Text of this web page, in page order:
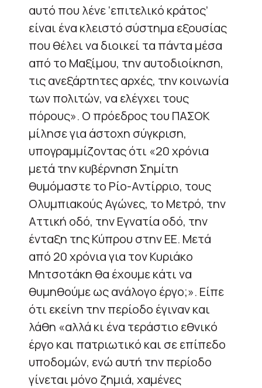
αυτό που λένε ‘επιτελικό κράτος’
είναι ένα κλειστό σύστημα εξουσίας
που θέλει να διοικεί τα πάντα μέσα
από το Μαξίμου, την αυτοδιοίκηση,
τις ανεξάρτητες αρχές, την κοινωνία
των πολιτών, να ελέγχει τους
πόρους». Ο πρόεδρος του ΠΑΣΟΚ
μίλησε για άστοχη σύγκριση,
υπογραμμίζοντας ότι «20 χρόνια
μετά την κυβέρνηση Σημίτη
θυμόμαστε το Ρίο-Αντίρριο, τους
Ολυμπιακούς Αγώνες, το Μετρό, την
Αττική οδό, την Εγνατία οδό, την
ένταξη της Κύπρου στην ΕΕ. Μετά
από 20 χρόνια για τον Κυριάκο
Μητσοτάκη θα έχουμε κάτι να
θυμηθούμε ως ανάλογο έργο;». Είπε
ότι εκείνη την περίοδο έγιναν και
λάθη «αλλά κι ένα τεράστιο εθνικό
έργο και πατριωτικό και σε επίπεδο
υποδομών, ενώ αυτή την περίοδο
γίνεται μόνο ζημιά, χαμένες